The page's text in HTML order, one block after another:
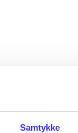
Samtykke